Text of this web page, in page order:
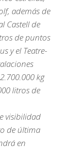
además de
Castell de
de puntos
y el Teatre-
kg
litros de
visibilidad
de última
en